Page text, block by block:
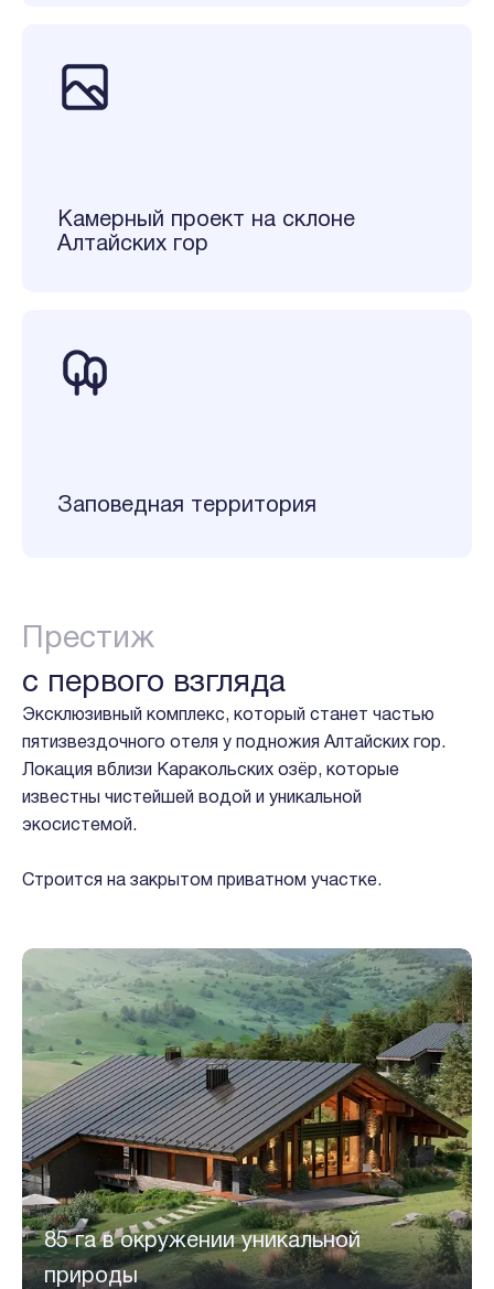
Камерный проект на склоне
Алтайских гор
Заповедная территория
Престиж
с первого взгляда
Эксклюзивный комплекс, который станет частью
пятизвездочного отеля у подножия Алтайских гор.
Локация вблизи Каракольских озёр, которые
известны чистейшей водой и уникальной
экосистемой.
Строится на закрытом приватном участке.
85 га в окружении уникальной
природы